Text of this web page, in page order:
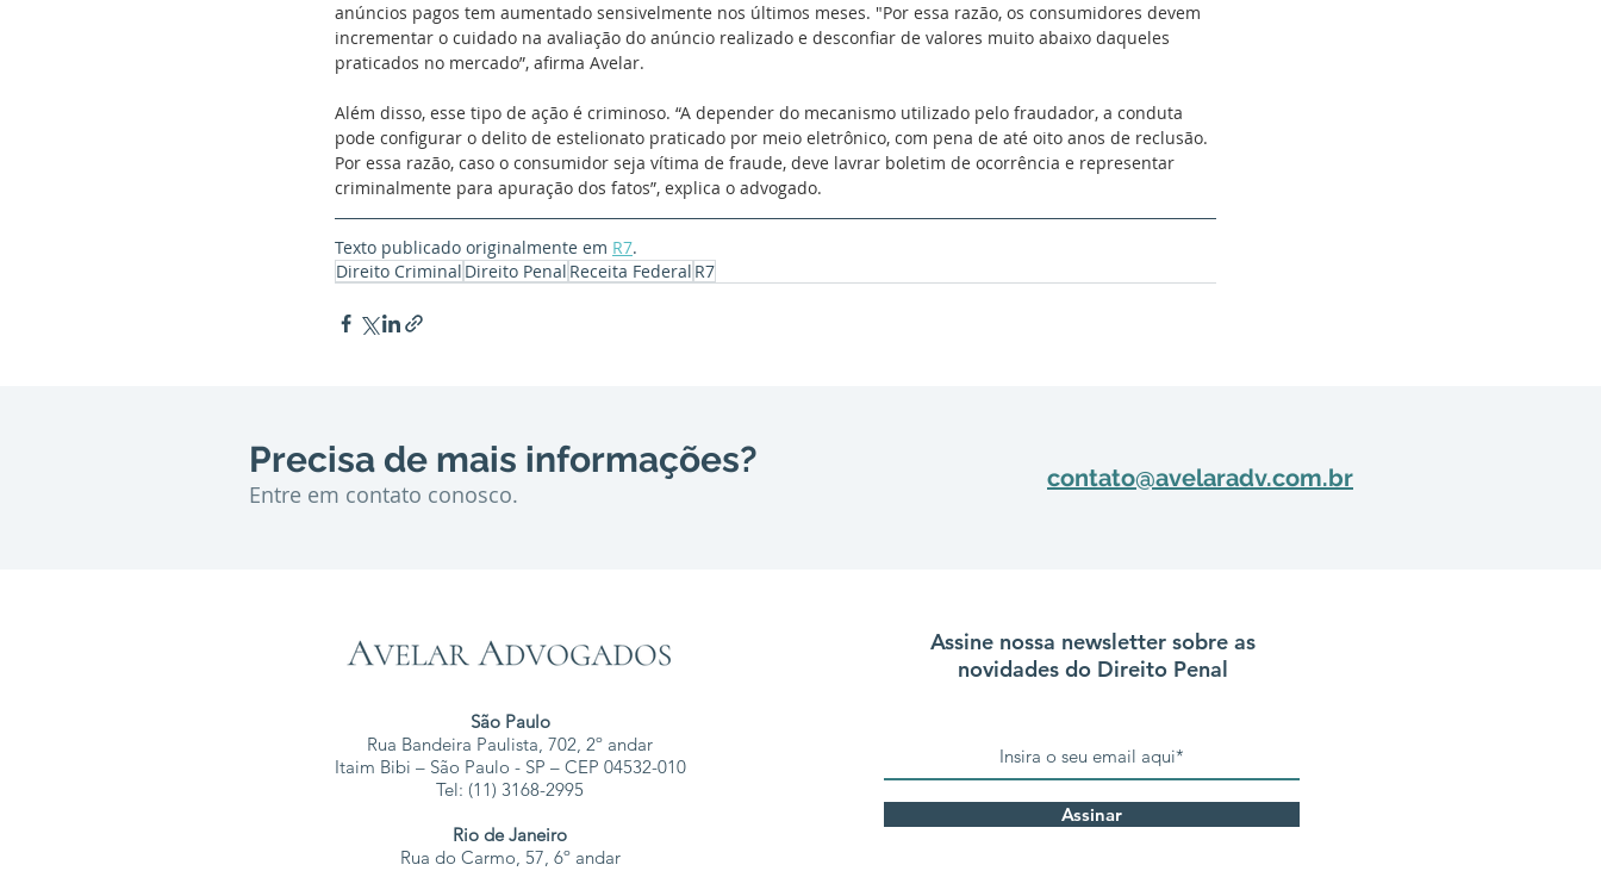
anúncios pagos tem aumentado sensivelmente nos últimos meses. "Por essa razão, os consumidores devem
incrementar o cuidado na avaliação do anúncio realizado e desconfiar de valores muito abaixo daqueles
praticados no mercado”, afirma Avelar.
Além disso, esse tipo de ação é criminoso. “A depender do mecanismo utilizado pelo fraudador, a conduta
pode configurar o delito de estelionato praticado por meio eletrônico, com pena de até oito anos de reclusão.
Por essa razão, caso o consumidor seja vítima de fraude, deve lavrar boletim de ocorrência e representar
criminalmente para apuração dos fatos”, explica o advogado.
Texto publicado originalmente em R7.
Direito Criminal Direito Penal Receita Federal R7
Precisa de mais informações?
Entre em contato conosco.
contato@avelaradv.com.br
São Paulo
Rua Bandeira Paulista, 702, 2º andar
Itaim Bibi – São Paulo - SP – CEP 04532-010
Tel: (11) 3168-2995
Rio de Janeiro
Rua do Carmo, 57, 6º andar
Assine nossa newsletter sobre as
novidades do Direito Penal
Assinar